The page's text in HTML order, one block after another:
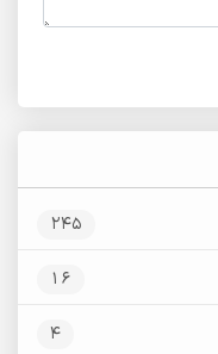
245
16
4